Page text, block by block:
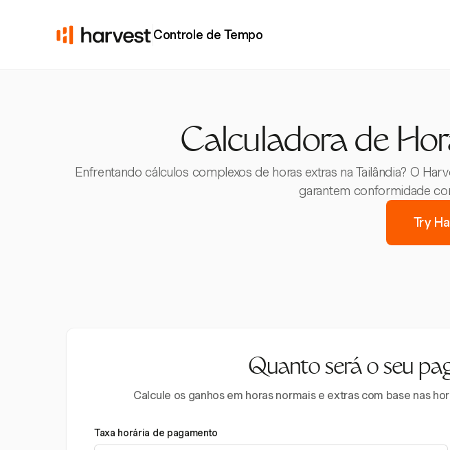
Controle de Tempo
Calculadora de
Enfrentando cálculos complexos de horas extras na Tailândia? O
garantem conformidade
Try
Quanto será o seu
Calcule os ganhos em horas normais e extras com base nas
Taxa horária de pagamento